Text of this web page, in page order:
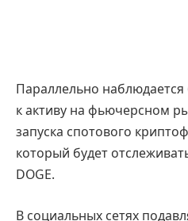
Параллельно
к активу на фьючерсном
запуска спотового
который будет
DOGE.
В социальных сетях